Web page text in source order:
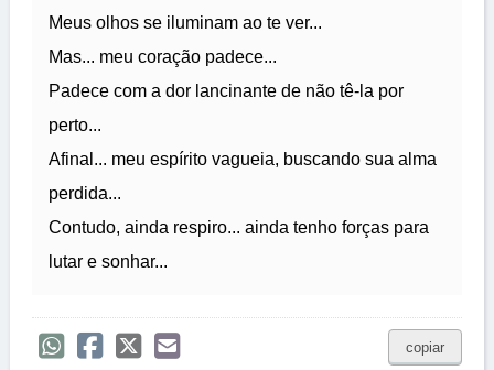
Meus olhos se iluminam ao te ver...
Mas... meu coração padece...
Padece com a dor lancinante de não tê-la por
perto...
Afinal... meu espírito vagueia, buscando sua alma
perdida...
Contudo, ainda respiro... ainda tenho forças para
lutar e sonhar...
copiar